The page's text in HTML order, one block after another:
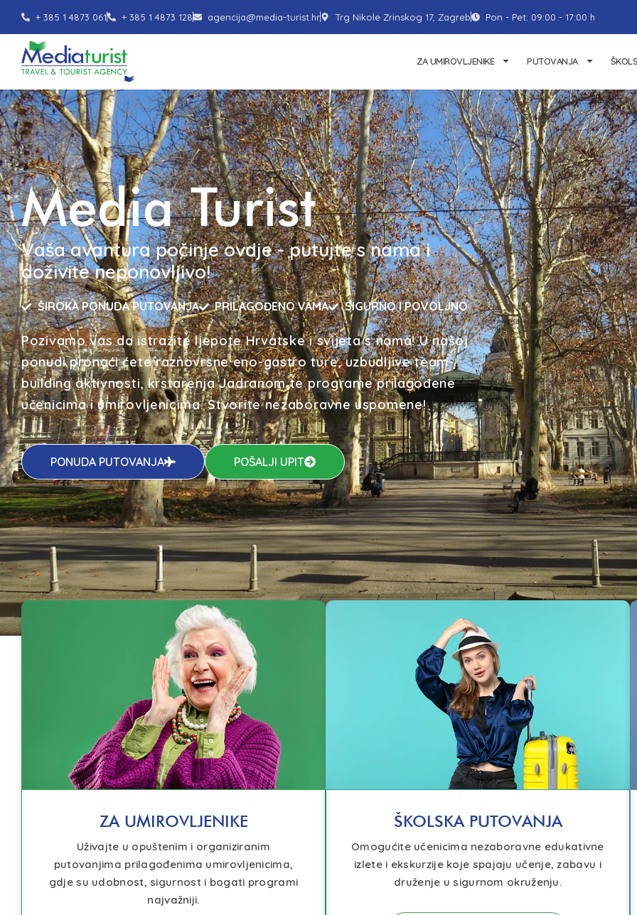
+ 385 1 4873 061 + 385 1 4873 128 agencija@media-turist.hr Trg Nikole Zrinskog 17, Zagreb Pon - Pet: 09:00 - 17:00 h
ZA UMIROVLJENIKE PUTOVANJA
Media Turist
Vaša avantura počinje ovdje - putujte s nama i
doživite neponovljivo!
ŠIROKA PONUDA PUTOVANJA PRILAGOĐENO VAMA SIGURNO I POVOLJNO
Pozivamo vas da istražite ljepote Hrvatske i svijeta s nama! U našoj
ponudi pronaći ćete raznovrsne eno-gastro ture, uzbudljive team-
building aktivnosti, krstarenja Jadranom te programe prilagođene
učenicima i umirovljenicima. Stvorite nezaboravne uspomene!
PONUDA PUTOVANJA POŠALJI UPIT
ZA UMIROVLJENIKE
Uživajte u opuštenim i organiziranim
putovanjima prilagođenima umirovljenicima,
gdje su udobnost, sigurnost i bogati programi
najvažniji.
ŠKOLSKA PUTOVANJA
Omogućite učenicima nezaboravne edukativne
izlete i ekskurzije koje spajaju učenje, zabavu i
druženje u sigurnom okruženju.